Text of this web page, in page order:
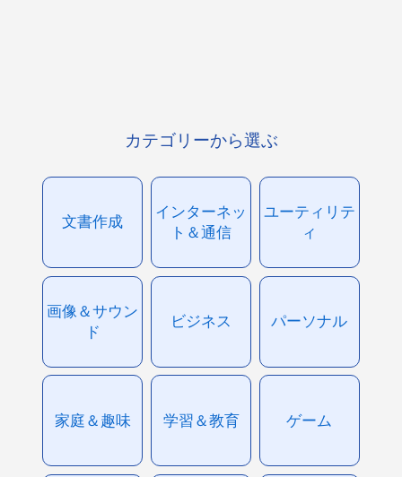
カテゴリーから選ぶ
文書作成
インターネッ
ト＆通信
ユーティリテ
ィ
画像＆サウン
ド
ビジネス パーソナル
家庭＆趣味 学習＆教育 ゲーム